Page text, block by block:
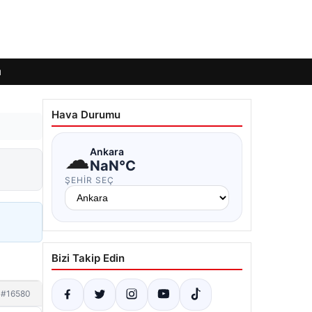
#16580
Hava Durumu
☁Ankara
NaN°C
ŞEHIR SEÇ
Bizi Takip Edin